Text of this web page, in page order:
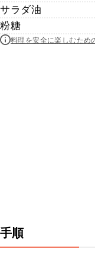
サラダ油
粉糖
料理を安全に楽しむため
手順